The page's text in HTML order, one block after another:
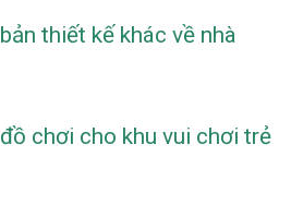
bản thiết kế khác về nhà
đồ chơi cho khu vui chơi trẻ